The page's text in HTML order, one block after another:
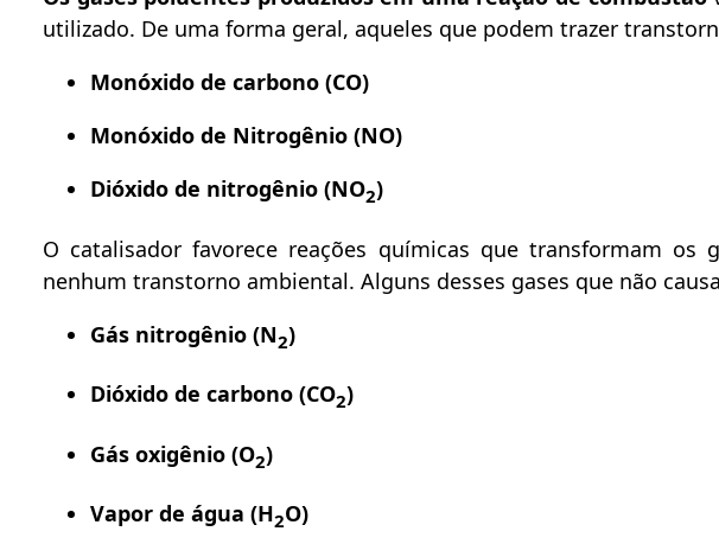
utilizado. De uma forma geral, aqueles que podem trazer
Monóxido de carbono (CO)
Monóxido de Nitrogênio (NO)
Dióxido de nitrogênio (NO2)
O catalisador favorece reações químicas que transformam os
nenhum transtorno ambiental. Alguns desses gases que não
Gás nitrogênio (N2)
Dióxido de carbono (CO2)
Gás oxigênio (O2)
Vapor de água (H2O)